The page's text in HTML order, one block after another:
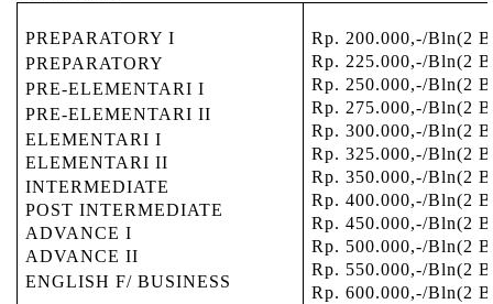
PREPARATORY I
PREPARATORY
PRE-ELEMENTARI I
PRE-ELEMENTARI II
ELEMENTARI I
ELEMENTARI II
INTERMEDIATE
POST INTERMEDIATE
ADVANCE I
ADVANCE II
ENGLISH F/ BUSINESS
Rp. 200.000,-/Bln(2
Rp. 225.000,-/Bln(2
Rp. 250.000,-/Bln(2
Rp. 275.000,-/Bln(2
Rp. 300.000,-/Bln(2
Rp. 325.000,-/Bln(2
Rp. 350.000,-/Bln(2
Rp. 400.000,-/Bln(2
Rp. 450.000,-/Bln(2
Rp. 500.000,-/Bln(2
Rp. 550.000,-/Bln(2
Rp. 600.000,-/Bln(2